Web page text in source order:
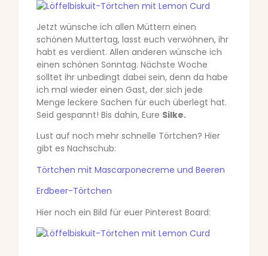
Jetzt wünsche ich allen Müttern einen
schönen Muttertag, lasst euch verwöhnen, ihr
habt es verdient. Allen anderen wünsche ich
einen schönen Sonntag. Nächste Woche
solltet ihr unbedingt dabei sein, denn da habe
ich mal wieder einen Gast, der sich jede
Menge leckere Sachen für euch überlegt hat.
Seid gespannt! Bis dahin, Eure Silke.
Lust auf noch mehr schnelle Törtchen? Hier
gibt es Nachschub:
Törtchen mit Mascarponecreme und Beeren
Erdbeer-Törtchen
Hier noch ein Bild für euer Pinterest Board: